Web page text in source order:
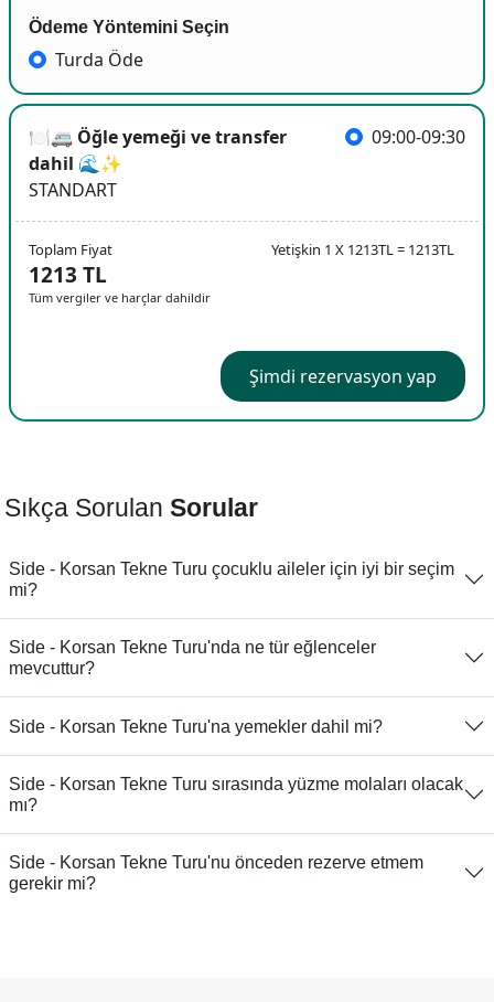
Ödeme Yöntemini Seçin
Turda Öde
🍽️🚐 Öğle yemeği ve transfer
dahil 🌊✨
STANDART
09:00-09:30
Toplam Fiyat
1213 TL
Tüm vergiler ve harçlar dahildir
Yetişkin 1 X 1213TL = 1213TL
Şimdi rezervasyon yap
Sıkça Sorulan Sorular
Side - Korsan Tekne Turu çocuklu aileler için iyi bir seçim
mi?
Side - Korsan Tekne Turu'nda ne tür eğlenceler
mevcuttur?
Side - Korsan Tekne Turu'na yemekler dahil mi?
Side - Korsan Tekne Turu sırasında yüzme molaları olacak
mı?
Side - Korsan Tekne Turu'nu önceden rezerve etmem
gerekir mi?